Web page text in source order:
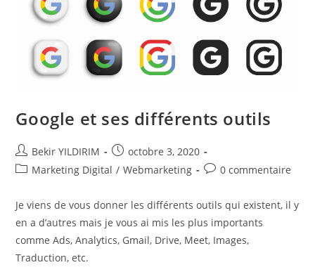
Google et ses différents outils
Auteur/autrice
de
Bekir YILDIRIM
Publication
publiée :
octobre 3, 2020
PostMarketing Digital / Webmarketing
Commentaires
publication :
0 commentaire
Je viens de vous donner les différents outils qui existent, il y
en a d’autres mais je vous ai mis les plus importants
comme Ads, Analytics, Gmail, Drive, Meet, Images,
Traduction, etc.